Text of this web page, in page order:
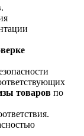
товаров по